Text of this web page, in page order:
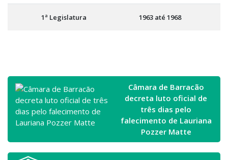
1ª Legislatura 1963 até 1968
Câmara de Barracão
decreta luto oficial de
três dias pelo
falecimento de Lauriana
Pozzer Matte